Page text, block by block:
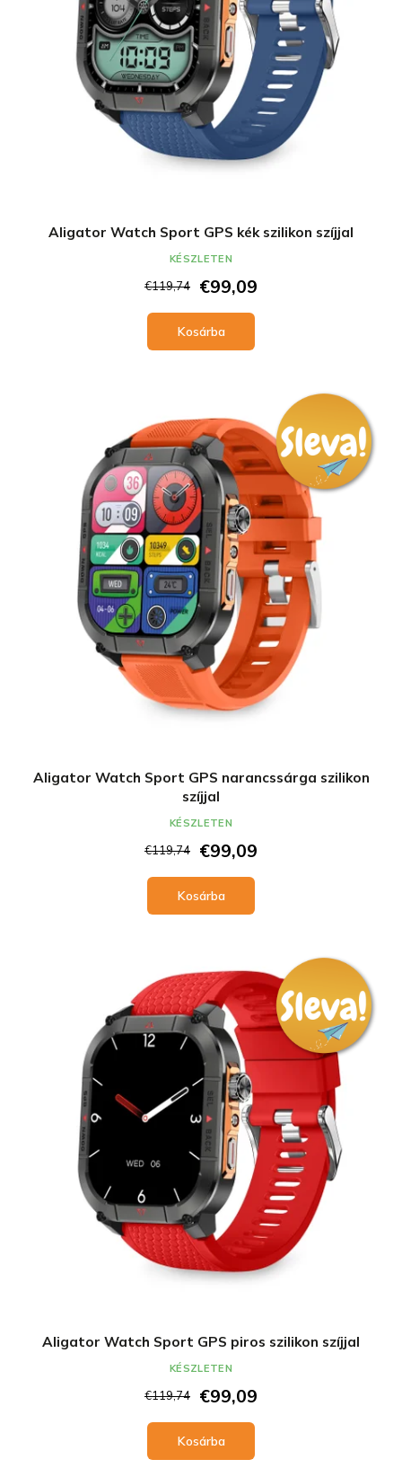
Aligator Watch Sport GPS kék szilikon szíjjal
€119,74 €99,09
Kosárba
KÉSZLETEN
Aligator Watch Sport GPS narancssárga szilikon
szíjjal
€119,74 €99,09
Kosárba
KÉSZLETEN
Aligator Watch Sport GPS piros szilikon szíjjal
€119,74 €99,09
Kosárba
KÉSZLETEN